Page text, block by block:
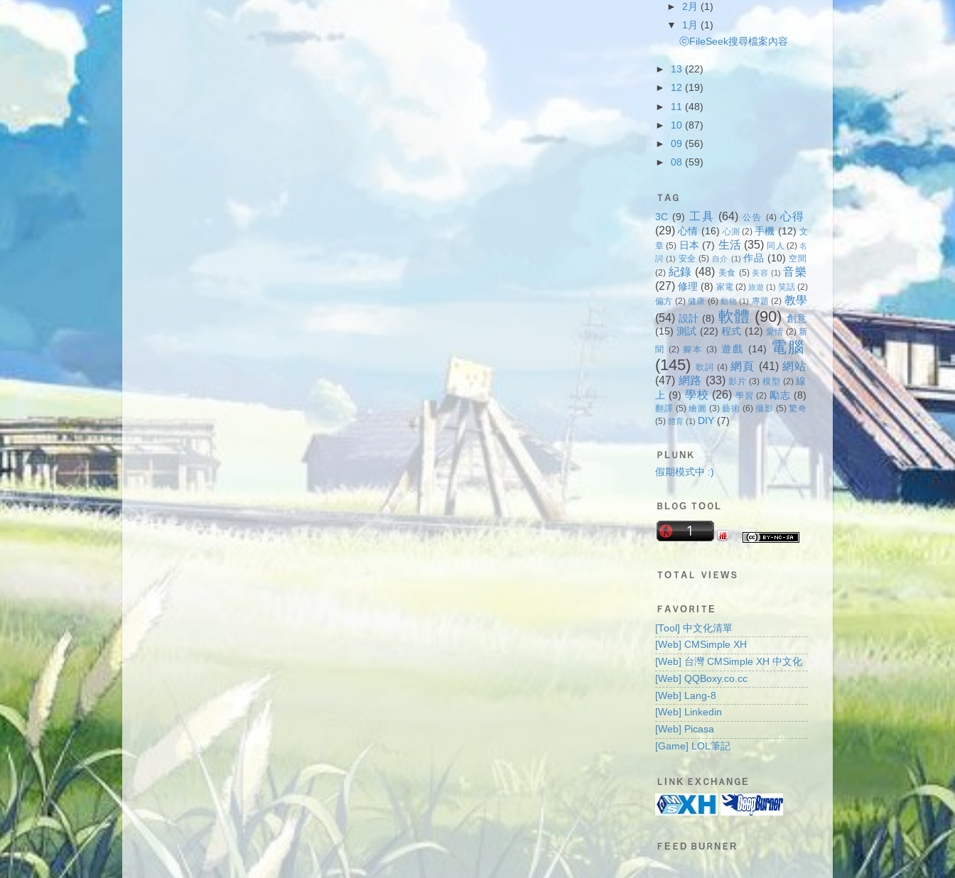
► 2月 (1)
▼ 1月 (1)
ⓒFileSeek搜尋檔案內容
► 13(22)
► 12 (19)
► 11 (48)
► 10 (87)
► 09 (56)
► 08 (59)
ＴAＧ
3C (9) 工具 (64) 公告 (4) 心得
(29) 心情 (16) 心測 (2) 手機 (12) 文
章 (5) 日本 (7) 生活 (35) 同人 (2) 名
詞 (1) 安全 (5) 自介 (1) 作品 (10) 空間
(2) 紀錄 (48) 美食 (5) 美容 (1) 音樂
(27) 修理 (8) 家電 (2) 旅遊 (1) 笑話 (2)
偏方 (2) 健康 (6) 動物 (1) 專題 (2) 教學
(54) 設計 (8) 軟體 (90) 創意
(15) 測試 (22) 程式 (12) 愛情 (2) 新
聞 (2) 腳本 (3) 遊戲 (14) 電腦
(145) 歌詞 (4) 網頁 (41) 網站
(47) 網路 (33) 影片 (3) 模型 (2) 線
上 (9) 學校 (26) 學習 (2) 勵志 (8)
翻譯 (5) 繪圖 (3) 藝術 (6) 攝影 (5) 驚奇
(5) 體育 (1) DIY (7)
ＰLＵNＫ
假期模式中 :)
ＢLＯG ＴOＯL
ＴOＴAＬ ＶIＥWＳ
ＦAＶOＲIＴE
[Tool] 中文化清單
[Web] CMSimple XH
[Web] 台灣 CMSimple XH 中文化
[Web] QQBoxy.co.cc
[Web] Lang-8
[Web] Linkedin
[Web] Picasa
[Game] LOL筆記
ＬIＮK ＥXＣHＡNＧE
ＦEＥD ＢUＲNＥR